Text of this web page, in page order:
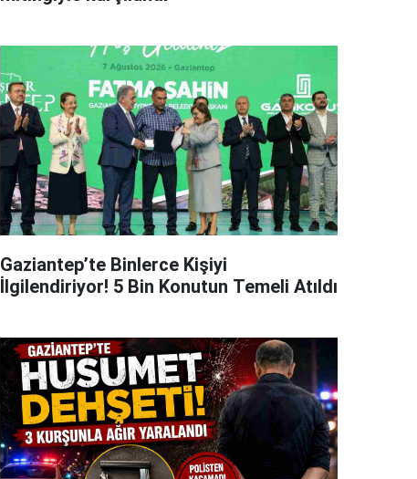
Gaziantep’te Binlerce Kişiyi
İlgilendiriyor! 5 Bin Konutun Temeli Atıldı